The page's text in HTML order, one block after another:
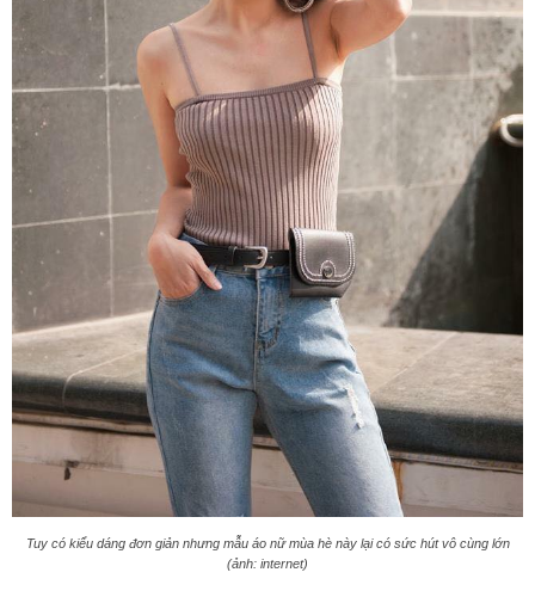
Tuy có kiểu dáng đơn giản nhưng mẫu áo nữ mùa hè này lại có sức hút vô cùng lớn
(ảnh: internet)